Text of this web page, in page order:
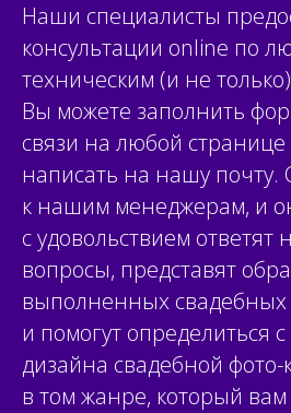
Наши специалисты
консультации online по
техническим (и не
Вы можете заполнить
связи на любой странице
написать на нашу почту.
к нашим менеджерам, и
с удовольствием
вопросы, представят
выполненных свадебных
и помогут определиться
дизайна свадебной
в том жанре, который